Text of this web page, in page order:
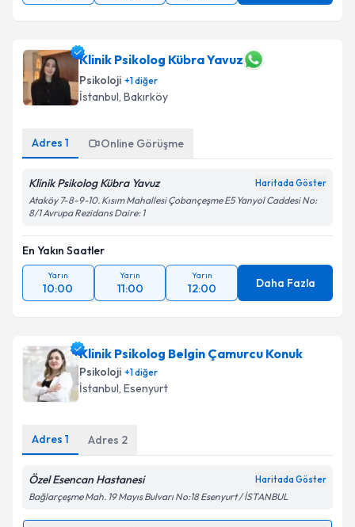
Klinik Psikolog Kübra Yavuz
Psikoloji +1diğer
İstanbul, Bakırköy
Adres 1 Online Görüşme
Klinik Psikolog Kübra Yavuz Haritada Göster
Ataköy 7-8-9-10. Kısım Mahallesi Çobançeşme E5 Yanyol Caddesi No:
8/1 Avrupa Rezidans Daire: 1
En Yakın Saatler
Yarın
10:00
Yarın
11:00
Yarın
12:00 Daha Fazla
Klinik Psikolog Belgin Çamurcu Konuk
Psikoloji +1diğer
İstanbul, Esenyurt
Adres 1 Adres 2
Özel Esencan Hastanesi Haritada Göster
Bağlarçeşme Mah. 19 Mayıs Bulvarı No:18 Esenyurt / İSTANBUL